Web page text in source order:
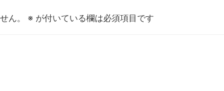
ん。 ※ が付いている欄は必須項目です